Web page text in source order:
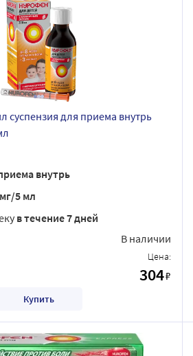
суспензия для приема внутрь
внутрь
5 мл
в течение 7 дней
В наличии
Цена:
304₽
Купить